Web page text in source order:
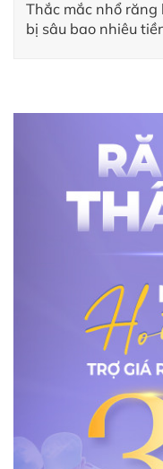
Thắc mắc nhổ răng
bị sâu bao nhiêu